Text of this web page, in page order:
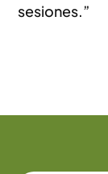
sesiones.”